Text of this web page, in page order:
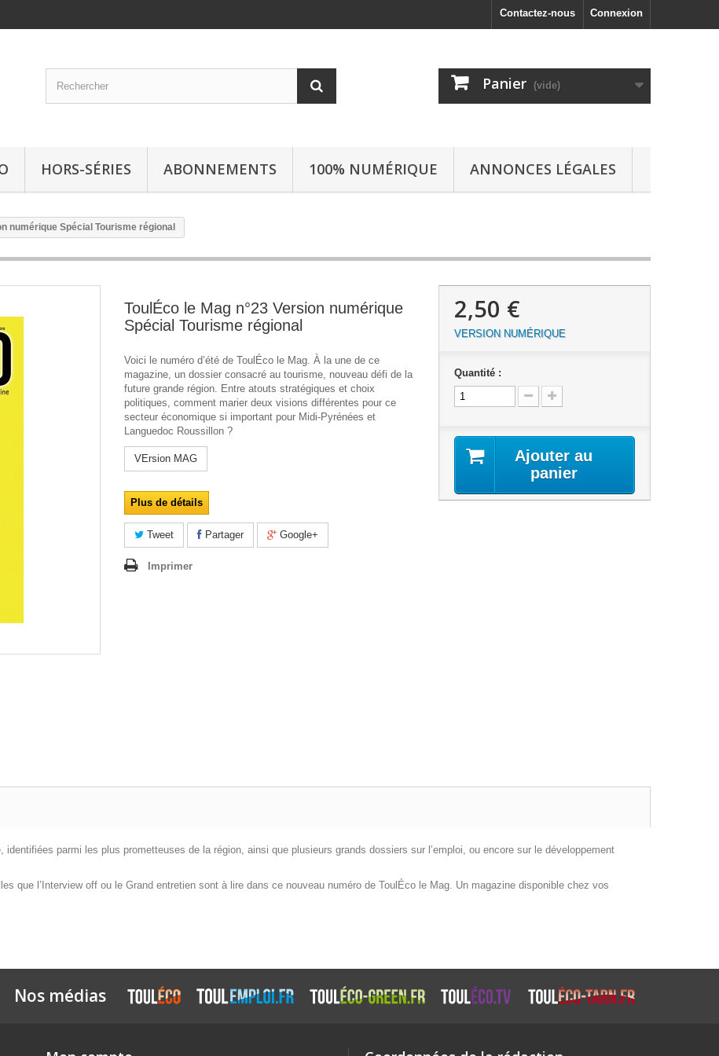
Connexion
Contactez-nous
Panier (vide)
HORS-SÉRIES ABONNEMENTS 100% NUMÉRIQUE ANNONCES LÉGALES
numérique Spécial Tourisme régional
ToulÉco le Mag n°23 Version numérique
Spécial Tourisme régional
Voici le numéro d’été de ToulÉco le Mag. À la une de ce
magazine, un dossier consacré au tourisme, nouveau défi de la
future grande région. Entre atouts stratégiques et choix
politiques, comment marier deux visions différentes pour ce
secteur économique si important pour Midi-Pyrénées et
Languedoc Roussillon ?
VErsion MAG
Plus de détails
Tweet Partager Google+
Imprimer
2,50 €
VERSION NUMÉRIQUE
Quantité :
Ajouter au
panier
identifiées parmi les plus prometteuses de la région, ainsi que plusieurs grands dossiers sur l’emploi, ou encore sur le développement
que l’Interview off ou le Grand entretien sont à lire dans ce nouveau numéro de ToulÉco le Mag. Un magazine disponible chez vos
Nos médias